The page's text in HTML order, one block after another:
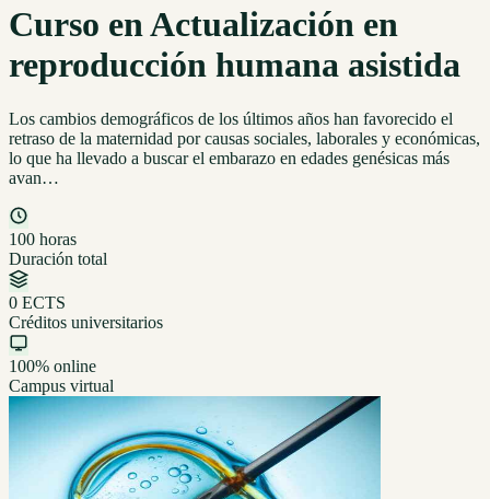
Curso en Actualización en
reproducción humana asistida
Los cambios demográficos de los últimos años han favorecido el
retraso de la maternidad por causas sociales, laborales y económicas,
lo que ha llevado a buscar el embarazo en edades genésicas más
avan…
100 horas
Duración total
0 ECTS
Créditos universitarios
100% online
Campus virtual